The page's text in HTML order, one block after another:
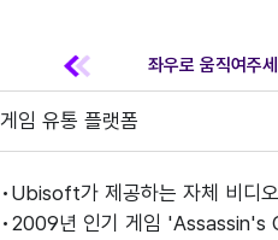
게임 유통 플랫폼
Ubisoft가 제공하는 자체 비디
2009년 인기 게임 'Assassin's